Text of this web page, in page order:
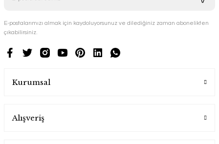
E-postalarımızı almak için kaydoluyorsunuz ve dilediğiniz zaman abonelikten
çıkabilirsiniz.
Kurumsal
Alışveriş